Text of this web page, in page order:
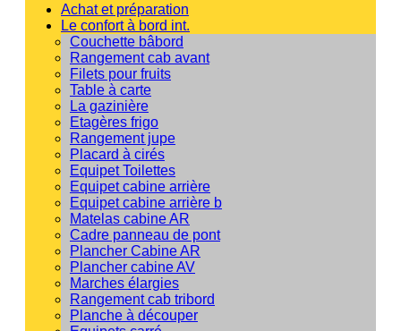
Achat et préparation
Le confort à bord int.
Couchette bâbord
Rangement cab avant
Filets pour fruits
Table à carte
La gazinière
Etagères frigo
Rangement jupe
Placard à cirés
Equipet Toilettes
Equipet cabine arrière
Equipet cabine arrière b
Matelas cabine AR
Cadre panneau de pont
Plancher Cabine AR
Plancher cabine AV
Marches élargies
Rangement cab tribord
Planche à découper